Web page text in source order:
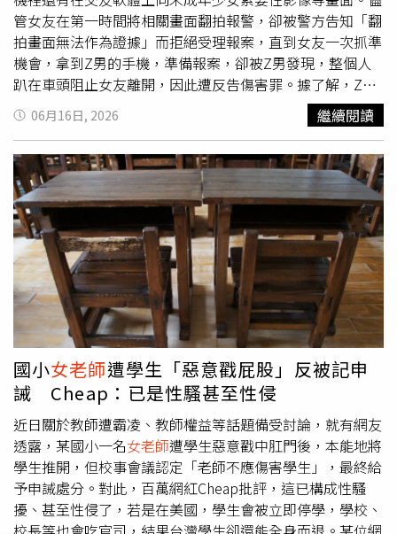
1000高中在你這邊也不算高吧」，老闆回答「我想說儘量
塞1000給你，不然你那麼認真，我自己都不好意思」、
「沒喔 ，他只拿600，但你們兩個認真程度完全不同，完全
『lp比雞腿』不一樣」。 女老師提告控訴老闆多次性騷擾，
將她「置於敵意性、脅迫性、冒犯性之工作環境」，對此求
償50萬元；補習班沒遵照性別平等法的規定設置性騷擾申訴
機制，導致她求助無門，她在另一件工資與勞健保的官司
中，已提及老闆性騷，老闆卻沒立刻採取補救措施，新北市
政府評議後亦審定補習班違規，這部分也要求償50萬元，合
計100萬。補習班老闆答辯，愛心貼圖不分男女他都會傳，
用意是傳達友好、感謝、鼓勵；「lp比雞腿」不具有性意
涵，當時他跟女老師討論收費問題，他認為女老師跟其他教
師的認真程度完全不同，所以費用不同，實際上
女老師在職
期間從未反映不舒服或申訴性騷擾。法院看完雙方對話之
後，採信補習班老闆的說詞，愛心貼圖在Line中頗為常見，
不屬於性要求、具有性意味或性別歧視的言詞，因此不算是
性騷擾。至於「lp（即𡳞脬）比雞腿」，法官指出，來自於
台語俗諺「𡳞鳥比雞腿」，意指不同事物完全無法比較，補
習班老闆和女老師 爭執排課、時薪，以「lp比雞腿」表示
老師與其他老師的表現無法比較，言語固然粗俗，但對照前
後文脈絡，看不出有什麼性要求、性意味或性別歧視，並非
性騷擾。新北市府雖審定補習班違反性平法，但北院指出，
女老師可獲賠償的前提是「性騷擾行為被害人」，既然補習
班老闆不構成性騷，女老師何來損害？即使補習班沒盡到補
救義務，頂多違背行政法規，不足以認定女老師求償合理。
管女友在第一時間將相關畫面翻拍報警，卻被警方告知「翻
拍畫面無法作為證據」而拒絕受理報案，直到女友一次抓準
機會，拿到Z男的手機，準備報案，卻被Z男發現，整個人
趴在車頭阻止女友離開，因此遭反告傷害罪。據了解，Z姓
男子為桃園某國小之正式教師，其多次因指導學生參與科展
獲獎而頗具盛名，然而其卻被控訴，和同為國小教師的女友
花花（化名）交往3年多，期間不但多次對花花暴力相向，
一度還曾持剪刀抵住花花脖子就範，雙方因此鬧到分手，孰
料儘管花花第一時間聲請保護令，卻反遭Z男控告妨害秘
密，只因花花在交往過程中發現男友手機內疑似藏有大量未
成年性影像。由於花花無法拿出其身上傷勢為家庭暴力所造
成，最終在檢察官的勸諭下，雙方撤告和解。然而Z男在撤
告後，卻苦苦哀求花花乞求復合，讓花花一時心軟答應，Z
男在得逞後竟原形畢露，繼續對花花家暴毆打，讓花花幾度
身心崩潰。2024年，花花再度在Z男手機內發現偷拍性影
像，地點甚至有在Z男所任職的學校性別友善廁所內，偷拍
女老師 上廁所之畫面，甚至還有2人過去曾一起去過的咖啡
廳廁所、曾住宿過的青年旅館等，讓她相當震驚，慌忙中只
側錄下Z男在學校偷拍等畫面，並向當地派出所求助，卻得
到警方表示，「翻拍畫面不得作為證據」，因此作罷。Z姓
老師女友花花發現Z男手機有其偷拍女老師如廁畫面，更發
現Z男曾向未成年少女索要性影像。（圖／示意圖／翻攝自
pexels）2025年6月，花花陪Z男外出看診時，趁著Z男進入
診所照X光，將手機短暫交給其保管的空檔翻看手機，再意
06月16日, 2026 繼續閱讀
國小女老師遭學生「惡意戳屁股」反被記申
誡 Cheap：已是性騷甚至性侵
近日關於教師遭霸凌、教師權益等話題備受討論，就有網友
透露，某國小一名女老師遭學生惡意戳中肛門後，本能地將
學生推開，但校事會議認定「老師不應傷害學生」，最終給
予申誡處分。對此，百萬網紅Cheap批評，這已構成性騷
擾、甚至性侵了，若是在美國，學生會被立即停學，學校、